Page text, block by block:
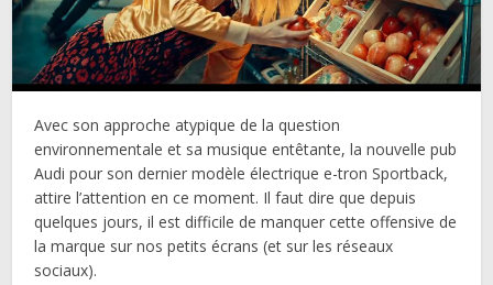
Avec son approche atypique de la question
environnementale et sa musique entêtante, la nouvelle pub
Audi pour son dernier modèle électrique e-tron Sportback,
attire l’attention en ce moment. Il faut dire que depuis
quelques jours, il est difficile de manquer cette offensive de
la marque sur nos petits écrans (et sur les réseaux
sociaux).